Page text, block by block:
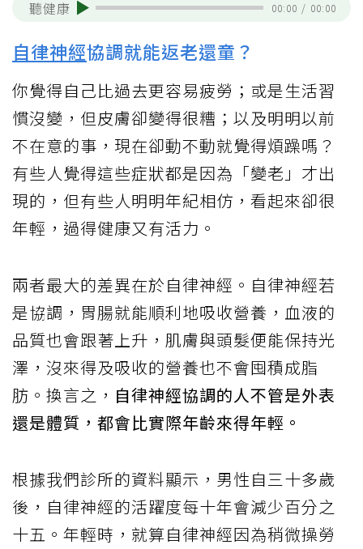
聽健康 00:00 / 00:00
自律神經協調就能返老還童？
你覺得自己比過去更容易疲勞；或是生活習
慣沒變，但皮膚卻變得很糟；以及明明以前
不在意的事，現在卻動不動就覺得煩躁嗎？
有些人覺得這些症狀都是因為「變老」才出
現的，但有些人明明年紀相仿，看起來卻很
年輕，過得健康又有活力。
兩者最大的差異在於自律神經。自律神經若
是協調，胃腸就能順利地吸收營養，血液的
品質也會跟著上升，肌膚與頭髮便能保持光
澤，沒來得及吸收的營養也不會囤積成脂
肪。換言之， 自律神經協調的人不管是外表
還是體質，都會比實際年齡來得年輕。
根據我們診所的資料顯示，男性自三十多歲
後，自律神經的活躍度每十年會減少百分之
十五。年輕時，就算自律神經因為稍微操勞